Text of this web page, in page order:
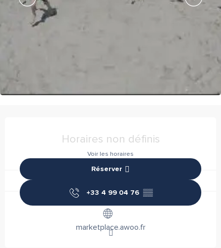
Ouverture et coordonnées
Horaires non définis
Voir les horaires
Réserver
+33 4 99 04 76 ▒▒
marketplace.awoo.fr